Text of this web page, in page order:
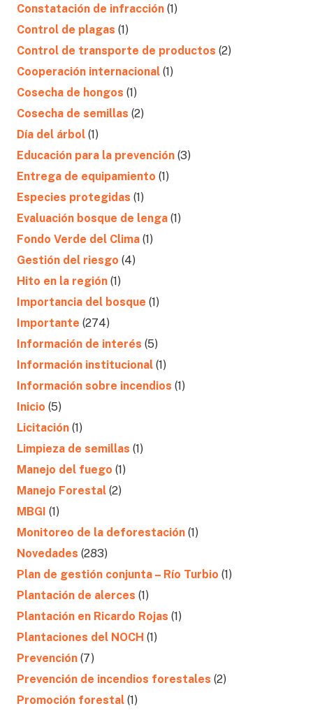
Constatación de infracción (1)
Control de plagas (1)
Control de transporte de productos (2)
Cooperación internacional (1)
Cosecha de hongos (1)
Cosecha de semillas (2)
Día del árbol (1)
Educación para la prevención (3)
Entrega de equipamiento (1)
Especies protegidas (1)
Evaluación bosque de lenga (1)
Fondo Verde del Clima (1)
Gestión del riesgo (4)
Hito en la región (1)
Importancia del bosque (1)
Importante (274)
Información de interés (5)
Información institucional (1)
Información sobre incendios (1)
Inicio (5)
Licitación (1)
Limpieza de semillas (1)
Manejo del fuego (1)
Manejo Forestal (2)
MBGI (1)
Monitoreo de la deforestación (1)
Novedades (283)
Plan de gestión conjunta – Río Turbio (1)
Plantación de alerces (1)
Plantación en Ricardo Rojas (1)
Plantaciones del NOCH (1)
Prevención (7)
Prevención de incendios forestales (2)
Promoción forestal (1)